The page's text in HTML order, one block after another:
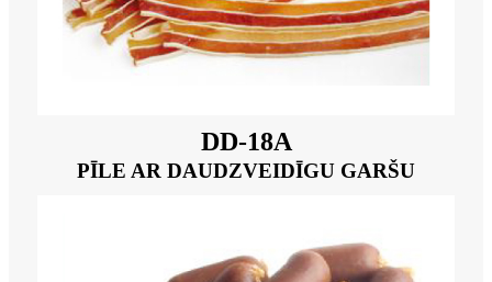
DD-18A
PĪLE AR DAUDZVEIDĪGU GARŠU